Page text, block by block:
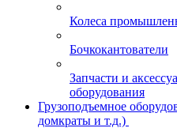
Колеса
Бочкокантователи
Запчасти и
оборудования
Грузоподъемное
домкраты и т.д.)